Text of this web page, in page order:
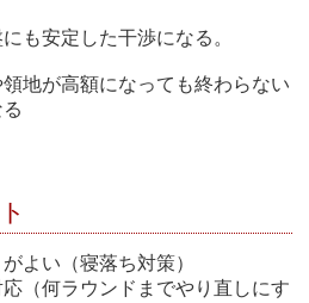
も安定した干渉になる。
地が高額になっても終わらない
よい（寝落ち対策）
（何ラウンドまでやり直しにす